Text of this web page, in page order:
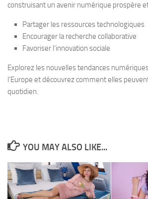
construisant un avenir numérique prospère
Partager les ressources technologiques
Encourager la recherche collaborative
Favoriser l’innovation sociale
Explorez les nouvelles tendances
l’Europe et découvrez comment elles
quotidien.
YOU MAY ALSO LIKE...